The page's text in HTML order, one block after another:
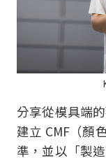
分享從模具端
建立 CMF（顏
準，並以「製